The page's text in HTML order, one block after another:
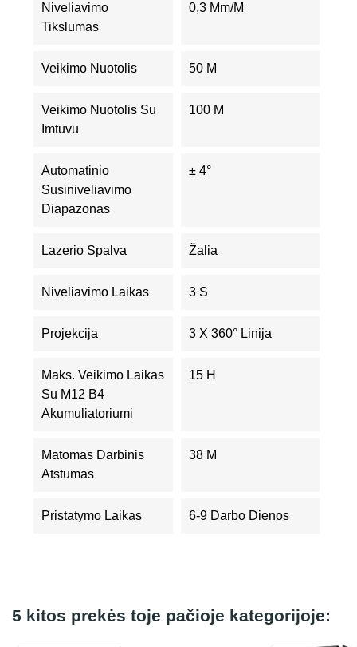
Niveliavimo
Tikslumas
0,3 Mm/m
Veikimo Nuotolis 50 M
Veikimo Nuotolis Su
Imtuvu
100 M
Automatinio
Susiniveliavimo
Diapazonas
± 4°
Lazerio Spalva Žalia
Niveliavimo Laikas 3 S
Projekcija 3 X 360° Linija
Maks. Veikimo Laikas
Su M12 B4
Akumuliatoriumi
15 H
Matomas Darbinis
Atstumas
38 M
Pristatymo Laikas 6-9 Darbo Dienos
5 kitos prekės toje pačioje kategorijoje: